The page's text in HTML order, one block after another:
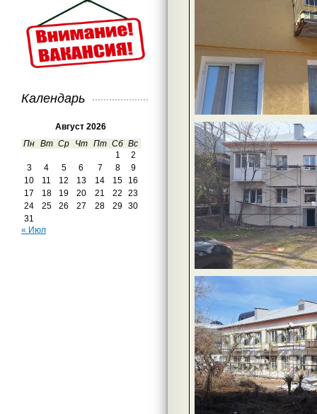
Календарь
Август 2026
Пн Вт Ср Чт Пт Сб Вс
1
2
3
4 5 6 7 8
9
10
11 12 13 14 15
16
17
18 19 20 21 22
23
24
25 26 27 28 29
30
31
« Июл